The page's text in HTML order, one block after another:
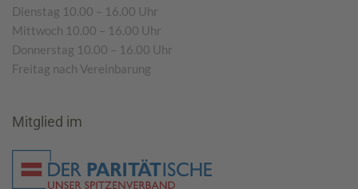
Dienstag 10.00 – 16.00 Uhr
Mittwoch 10.00 – 16.00 Uhr
Donnerstag 10.00 – 16.00 Uhr
Freitag nach Vereinbarung
Mitglied im